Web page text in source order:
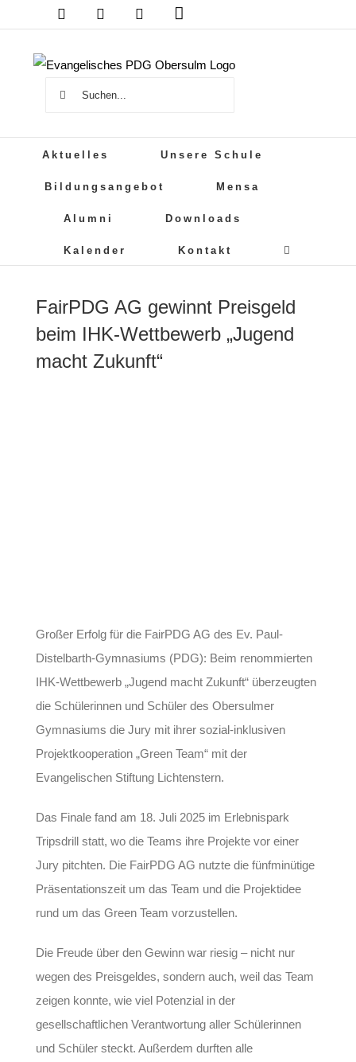
springen
DSB MensaPDG
Cloud PDG
Instagram
Suche
Aktuelles Unsere Schule
Bildungsangebot Mensa
Alumni Downloads
Kalender Kontakt
FairPDG AG gewinnt Preisgeld
beim IHK-Wettbewerb „Jugend
macht Zukunft“
Großer Erfolg für die FairPDG AG des Ev. Paul-
Distelbarth-Gymnasiums (PDG): Beim renommierten
IHK-Wettbewerb „Jugend macht Zukunft“ überzeugten
die Schülerinnen und Schüler des Obersulmer
Gymnasiums die Jury mit ihrer sozial-inklusiven
Projektkooperation „Green Team“ mit der
Evangelischen Stiftung Lichtenstern.
Das Finale fand am 18. Juli 2025 im Erlebnispark
Tripsdrill statt, wo die Teams ihre Projekte vor einer
Jury pitchten. Die FairPDG AG nutzte die fünfminütige
Präsentationszeit um das Team und die Projektidee
rund um das Green Team vorzustellen.
Die Freude über den Gewinn war riesig – nicht nur
wegen des Preisgeldes, sondern auch, weil das Team
zeigen konnte, wie viel Potenzial in der
gesellschaftlichen Verantwortung aller Schülerinnen
und Schüler steckt. Außerdem durften alle